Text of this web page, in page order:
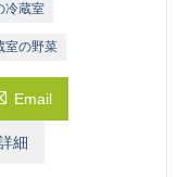
冷蔵室
室の野菜
Email
細